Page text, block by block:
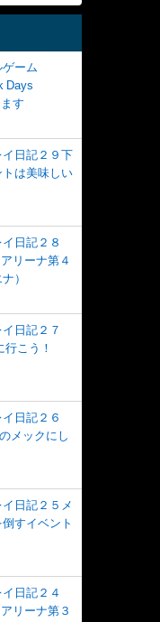
ーム
Days
す
日記２９下
は美味しい
日記２８
リーナ第４
）
日記２７
こう！
日記２６
メックにし
日記２５メ
すイベント
日記２４
リーナ第３